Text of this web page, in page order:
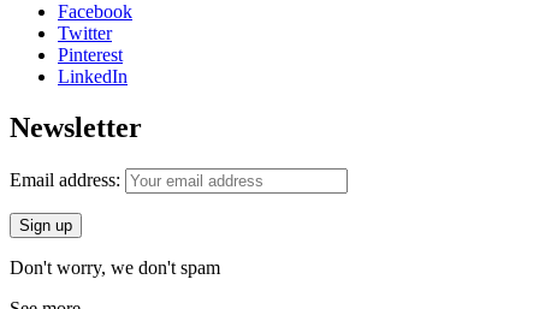
Facebook
Twitter
Pinterest
LinkedIn
Newsletter
Email address:
Don't worry, we don't spam